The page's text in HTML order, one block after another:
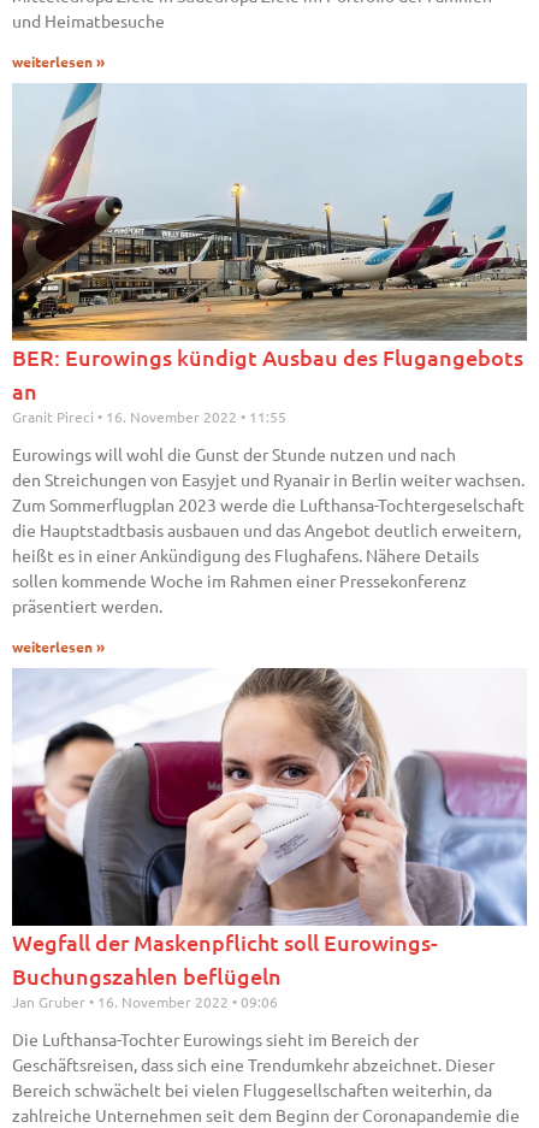
und Heimatbesuche
weiterlesen »
BER: Eurowings kündigt Ausbau des Flugangebots
an
Granit Pireci 16. November 2022 11:55
Eurowings will wohl die Gunst der Stunde nutzen und nach
den Streichungen von Easyjet und Ryanair in Berlin weiter wachsen.
Zum Sommerflugplan 2023 werde die Lufthansa-Tochtergeselschaft
die Hauptstadtbasis ausbauen und das Angebot deutlich erweitern,
heißt es in einer Ankündigung des Flughafens. Nähere Details
sollen kommende Woche im Rahmen einer Pressekonferenz
präsentiert werden.
weiterlesen »
Wegfall der Maskenpflicht soll Eurowings-
Buchungszahlen beflügeln
Jan Gruber 16. November 2022 09:06
Die Lufthansa-Tochter Eurowings sieht im Bereich der
Geschäftsreisen, dass sich eine Trendumkehr abzeichnet. Dieser
Bereich schwächelt bei vielen Fluggesellschaften weiterhin, da
zahlreiche Unternehmen seit dem Beginn der Coronapandemie die